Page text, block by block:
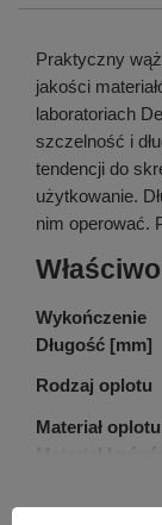
Praktyczny
jakości
laboratoriach
szczelność i
tendencji do
użytkowanie.
nim operować.
Wykończenie
Długość [mm]
Rodzaj oplotu
Materiał oplotu
Materiał
Końcówka